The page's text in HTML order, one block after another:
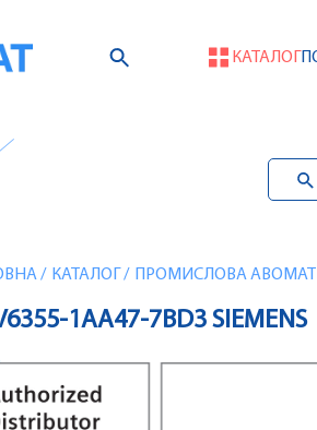
КАТАЛОГ
/ КАТАЛОГ / ПРОМИСЛОВА
1AA47-7BD3 SIEMENS